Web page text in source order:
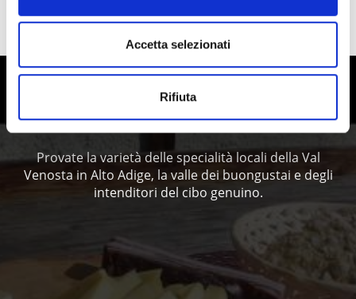
Accetta selezionati
Rifiuta
Alto Adige - vivere i piaceri in Val
Venosta
Provate la varietà delle specialità locali della Val
Venosta in Alto Adige, la valle dei buongustai e degli
intenditori del cibo genuino.